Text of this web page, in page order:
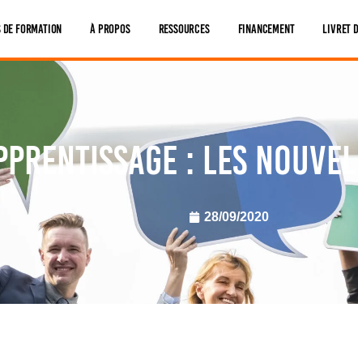
De Formation À Propos Ressources Financement Livret
: les
28/09/2020